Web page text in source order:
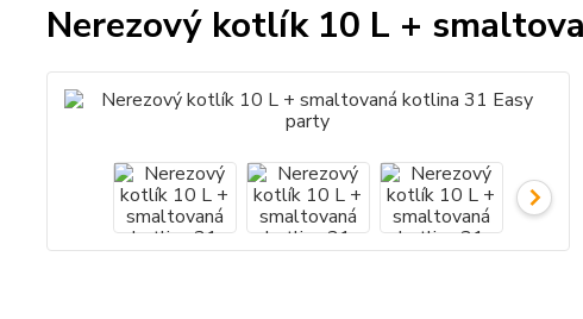
Nerezový kotlík 10 L +